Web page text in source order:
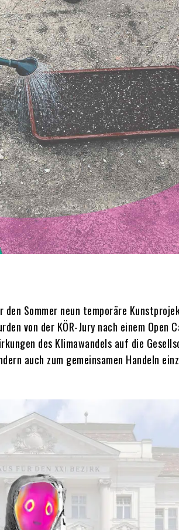
Sommer neun temporäre
von der KÖR-Jury nach einem Open
des Klimawandels auf die
auch zum gemeinsamen Handeln